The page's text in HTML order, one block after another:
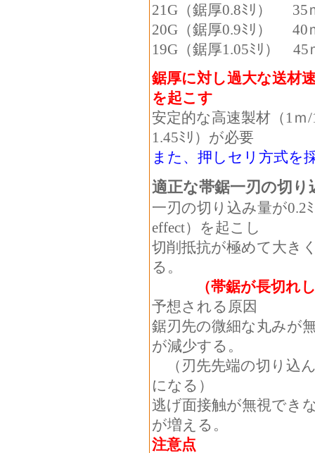
21G（鋸厚0.8ﾐﾘ）
20G（鋸厚0.9ﾐﾘ） 40
19G（鋸厚1.05ﾐﾘ） 45
鋸厚に対し過大な送材
を起こす
安定的な高速製材（1ｍ
1.45ﾐﾘ）が必要
また、押しセリ方式を
適正な帯鋸一刃の切り
一刃の切り込み量が0.2
effect）を起こし
切削抵抗が極めて大き
る。
（帯鋸が長切れ
予想される原因
鋸刃先の微細な丸みが
が減少する。
（刃先先端の切り込
になる）
逃げ面接触が無視でき
が増える。
注意点